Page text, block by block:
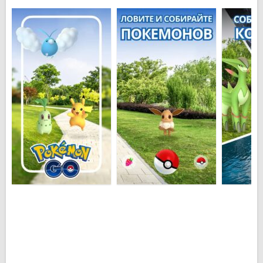
ловить заново (существует вероятность, что он
может даже убежать от Вас). Все пойманные
покемоны будут отображаться в Pokedesk.
Покемоны делятся на виды, и чем их больше в
Вашей коллекции, тем вероятность поймать редких
выше.
Чтобы достичь успеха в битвах покемонов, нужно
развивать Вашего персонажа, делать его сильнее.
Можно сражаться один на один, а можно собрать
группу единомышленников и устраивать массовые
сражения. Благодаря яркой и красочной графике,
эти сражения будут довольно впечатляющими.